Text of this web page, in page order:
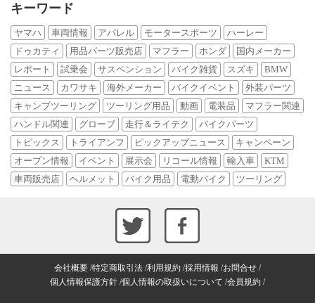
キーワード
ヤマハ 車両情報 アパレル モータースポーツ
ハーレー
ドゥカティ
用品パーツ販売店 マフラー ホンダ
国内メーカー
レポート
試乗会 サスペンション バイク雑貨 スズキ
BMW
ニュース
カワサキ 海外メーカー バイクイベント
外装パーツ
キャンプツーリング
ツーリング用品 動画 電装品
マフラー関連
ハンドル関連
グローブ 走行＆ライテク
バイクパーツ
トピックス
トライアンフ ピックアップニュース
キャンペーン
オープン情報
イベント 展示会 リコール情報 輸入車
KTM
車両販売店
ヘルメット バイク用品 電動バイク ツーリング
会社概要 特定商取引法 利用規約 採用情報 お問合せ
個人情報保護方針 個人情報の取扱いについて 会員規約